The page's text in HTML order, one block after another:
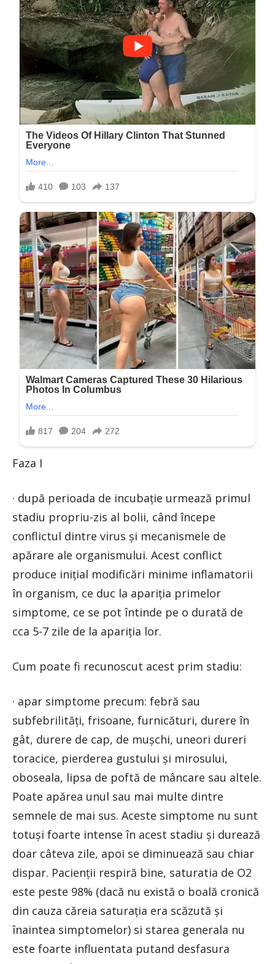
Faza I
· după perioada de incubație urmează primul
stadiu propriu-zis al bolii, când începe
conflictul dintre virus și mecanismele de
apărare ale organismului. Acest conflict
produce inițial modificări minime inflamatorii
în organism, ce duc la apariția primelor
simptome, ce se pot întinde pe o durată de
cca 5-7 zile de la apariția lor.
Cum poate fi recunoscut acest prim stadiu:
· apar simptome precum: febră sau
subfebrilități, frisoane, furnicături, durere în
gât, durere de cap, de mușchi, uneori dureri
toracice, pierderea gustului și mirosului,
oboseala, lipsa de poftă de mâncare sau altele.
Poate apărea unul sau mai multe dintre
semnele de mai sus. Aceste simptome nu sunt
totuși foarte intense în acest stadiu și durează
doar câteva zile, apoi se diminuează sau chiar
dispar. Pacienții respiră bine, saturatia de O2
este peste 98% (dacă nu există o boală cronică
din cauza căreia saturația era scăzută și
înaintea simptomelor) si starea generala nu
este foarte influentata putand desfasura